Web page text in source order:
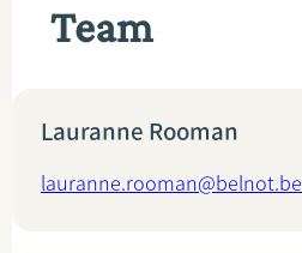
Team
Lauranne Rooman
lauranne.rooman@belnot.be